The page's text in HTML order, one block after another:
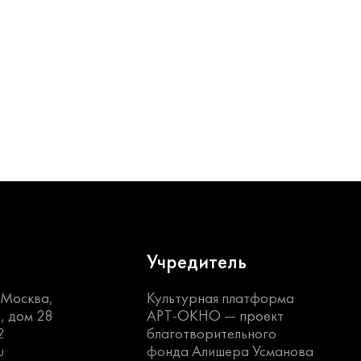
дом 28
Учредитель
Культурная платформа
АРТ-ОКНО — проект
благотворительного
фонда Алишера Усманова